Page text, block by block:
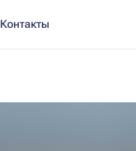
Контакты